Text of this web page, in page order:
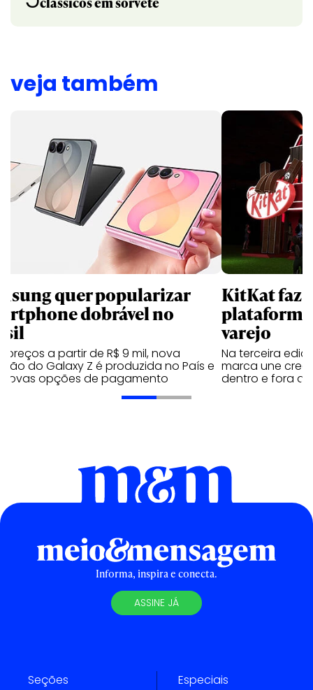
veja também
quer popularizar
dobrável no
preços a partir de R$ 9 mil, nova
do Galaxy Z é produzida no País e
opções de pagamento
KitKat faz
plataforma
varejo
Na terceira
marca une
dentro e fora
Informa, inspira e conecta.
ASSINE JÁ
Seções Especiais